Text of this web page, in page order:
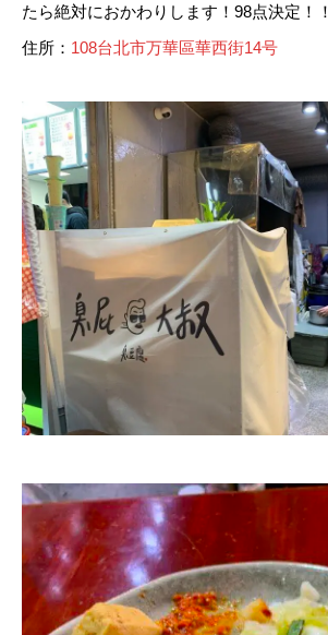
たら絶対におかわりします！98点決定！！
住所： 108台北市万華區華西街14号